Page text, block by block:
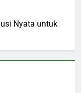
Nyata untuk